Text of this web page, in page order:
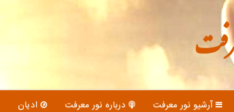
آرشیو نور معرفت درباره نور معرفت ادیان